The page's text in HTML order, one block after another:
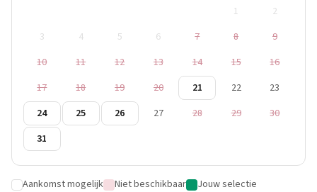
1
2
3
4 5 6 7 8
9
10
11 12 13 14 15
16
17
18 19 20 21 22
23
24
25 26 27 28 29
30
31
Aankomst mogelijk Niet beschikbaar Jouw selectie